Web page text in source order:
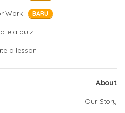
Work BARU
a quiz
a lesson
About
Our Story